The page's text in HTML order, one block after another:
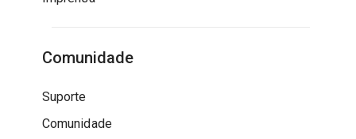
Comunidade
Suporte
Comunidade